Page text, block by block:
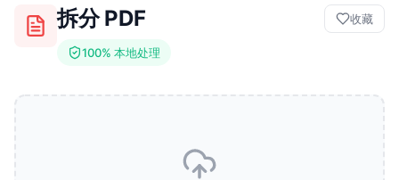
拆分 PDF
100% 本地处理
收藏